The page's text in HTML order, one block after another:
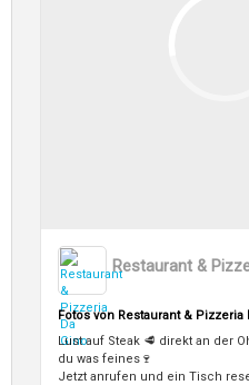
Restaurant &
Fotos von Restaurant & Pizzeria
Lust auf Steak 🥩 direkt an der
du was feines🍷
Jetzt anrufen und ein Tisch